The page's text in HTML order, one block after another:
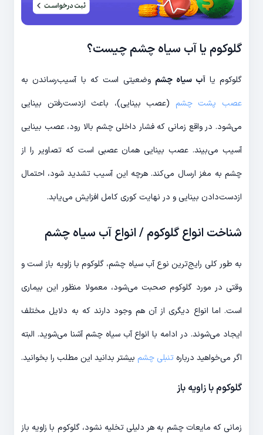
گلوکوم یا آب سیاه چشم چیست؟
گلوکوم یا آب سیاه چشم وضعیتی است که با آسیب‌رساندن به
عصب پشت چشم (عصب بینایی)، باعث ازدست‌رفتن بینایی
می‌شود. در واقع زمانی که فشار داخلی چشم بالا رود، عصب بینایی
آسیب می‌بیند. عصب بینایی همان عصبی است که تصاویر را از
چشم به مغز ارسال می‌کند. هرچه این آسیب تشدید شود، احتمال
ازدست‌دادن بینایی و در نهایت کوری کامل افزایش می‌یابد.
شناخت انواع گلوکوم / انواع آب سیاه چشم
به طور کلی رایج‌ترین نوع آب سیاه چشم، گلوکوم با زاویه باز است و
وقتی در مورد گلوکوم صحبت می‌شود، معمولا منظور این بیماری
است. اما انواع دیگری از آن هم وجود دارند که به دلایل مختلف
ایجاد می‌شوند. در ادامه با انواع آب سیاه چشم آشنا می‌شوید. البته
اگر می‌خواهید درباره تنبلی چشم بیشتر بدانید این مطلب را بخوانید.
گلوکوم با زاویه باز
زمانی که مایعات چشم به هر دلیلی تخلیه نشود، گلوکوم با زاویه باز